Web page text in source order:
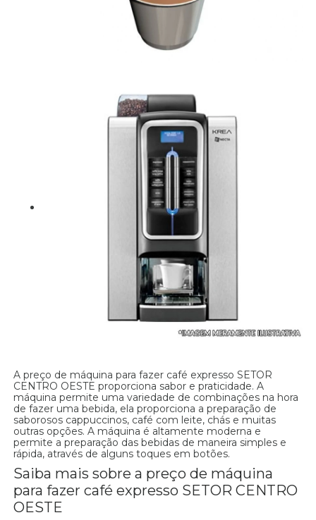
A preço de máquina para fazer café expresso SETOR
CENTRO OESTE proporciona sabor e praticidade. A
máquina permite uma variedade de combinações na hora
de fazer uma bebida, ela proporciona a preparação de
saborosos cappuccinos, café com leite, chás e muitas
outras opções. A máquina é altamente moderna e
permite a preparação das bebidas de maneira simples e
rápida, através de alguns toques em botões.
Saiba mais sobre a preço de máquina
para fazer café expresso SETOR CENTRO
OESTE